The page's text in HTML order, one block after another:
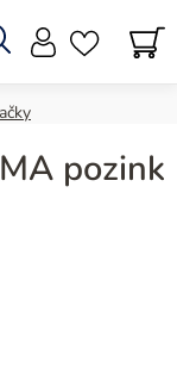
Hľadať
pozink